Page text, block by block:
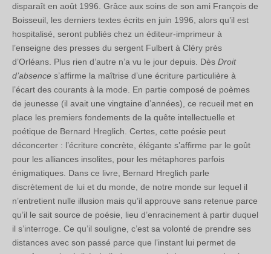
disparaît en août 1996. Grâce aux soins de son ami François de
Boisseuil, les derniers textes écrits en juin 1996, alors qu’il est
hospitalisé, seront publiés chez un éditeur-imprimeur à
l’enseigne des presses du sergent Fulbert à Cléry près
d’Orléans. Plus rien d’autre n’a vu le jour depuis. Dès Droit
d’absence s’affirme la maîtrise d’une écriture particulière à
l’écart des courants à la mode. En partie composé de poèmes
de jeunesse (il avait une vingtaine d’années), ce recueil met en
place les premiers fondements de la quête intellectuelle et
poétique de Bernard Hreglich. Certes, cette poésie peut
déconcerter : l’écriture concrète, élégante s’affirme par le goût
pour les alliances insolites, pour les métaphores parfois
énigmatiques. Dans ce livre, Bernard Hreglich parle
discrètement de lui et du monde, de notre monde sur lequel il
n’entretient nulle illusion mais qu’il approuve sans retenue parce
qu’il le sait source de poésie, lieu d’enracinement à partir duquel
il s’interroge. Ce qu’il souligne, c’est sa volonté de prendre ses
distances avec son passé parce que l’instant lui permet de